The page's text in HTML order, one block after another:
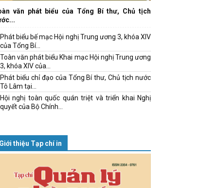
văn phát biểu của Tổng Bí thư, Chủ tịch
Phát biểu bế mạc Hội nghị Trung ương 3, khóa XIV
của Tổng Bí...
Toàn văn phát biểu Khai mạc Hội nghị Trung ương
3, khóa XIV của...
Phát biểu chỉ đạo của Tổng Bí thư, Chủ tịch nước
Tô Lâm tại...
Hội nghị toàn quốc quán triệt và triển khai Nghị
quyết của Bộ Chính...
Giới thiệu Tạp chí in